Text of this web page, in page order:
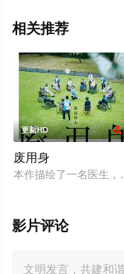
相关推荐
更新HD
废用身
本作描绘了一名医生
影片评论